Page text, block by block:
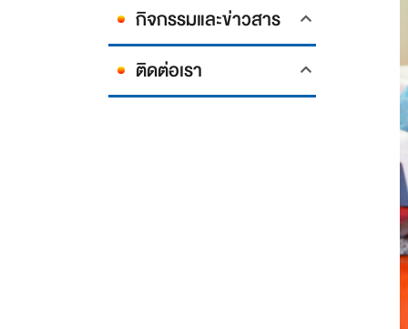
กิจกรรมและข่าวสาร
ติดต่อเรา